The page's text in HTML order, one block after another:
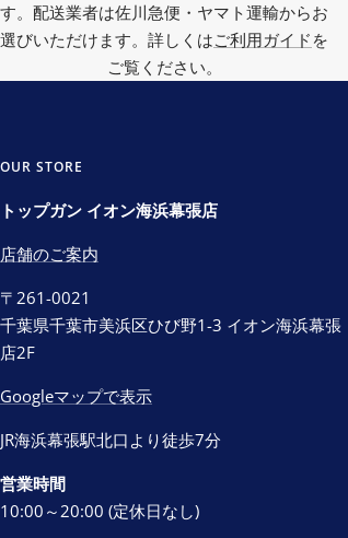
す。配送業者は佐川急便・ヤマト運輸からお
選びいただけます。詳しくはご利用ガイド を
ご覧ください。
OUR STORE
トップガン イオン海浜幕張店
店舗のご案内
〒261-0021
千葉県千葉市美浜区ひび野1-3 イオン海浜幕張
店2F
Googleマップで表示
JR海浜幕張駅北口より徒歩7分
営業時間
10:00～20:00 (定休日なし)